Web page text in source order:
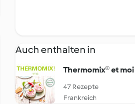
Auch enthalten in
Thermomix® et moi
47 Rezepte
Frankreich